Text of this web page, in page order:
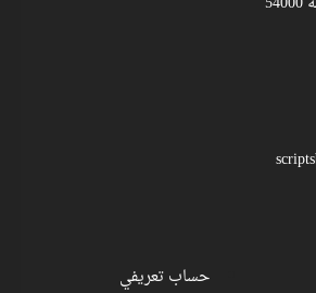
حساب تعريفي